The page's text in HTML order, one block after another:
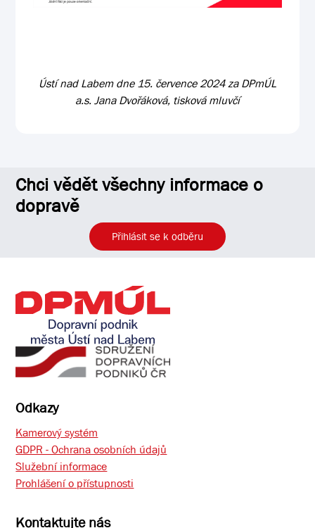
Ústí nad Labem dne 15. července 2024 za DPmÚL
a.s. Jana Dvořáková, tisková mluvčí
Chci vědět všechny informace o
dopravě
Přihlásit se k odběru
Odkazy
Kamerový systém
GDPR - Ochrana osobních údajů
Služební informace
Prohlášení o přístupnosti
Kontaktujte nás